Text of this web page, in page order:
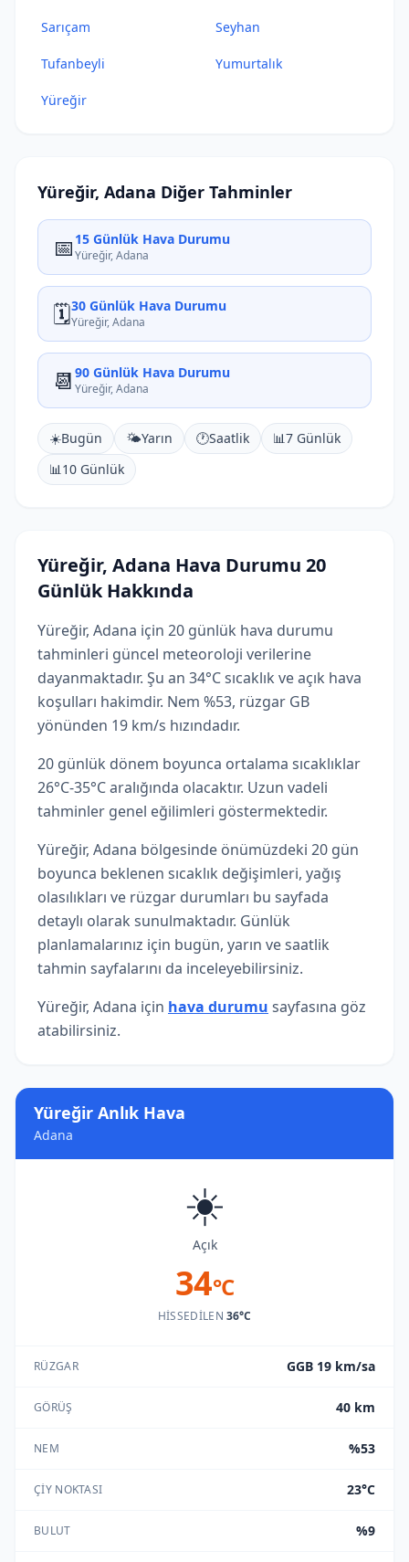
Yüreğir Anlık Hava
Adana
☀️
Açık
34°C
HISSEDILEN36°C
RÜZGAR GGB 19 km/sa
GÖRÜŞ 40 km
NEM %53
ÇIY NOKTASI 23°C
BULUT %9
Sarıçam Seyhan
Tufanbeyli Yumurtalık
Yüreğir
Yüreğir, Adana Diğer Tahminler
📅 15 Günlük Hava Durumu
Yüreğir, Adana
🗓️30 Günlük Hava Durumu
Yüreğir, Adana
📆 90 Günlük Hava Durumu
Yüreğir, Adana
☀️Bugün 🌤️Yarın 🕐Saatlik 📊7 Günlük
📊10 Günlük
Yüreğir, Adana Hava Durumu 20
Günlük Hakkında
Yüreğir, Adana için 20 günlük hava durumu
tahminleri güncel meteoroloji verilerine
dayanmaktadır. Şu an 34°C sıcaklık ve açık hava
koşulları hakimdir. Nem %53, rüzgar GB
yönünden 19 km/s hızındadır.
20 günlük dönem boyunca ortalama sıcaklıklar
26°C-35°C aralığında olacaktır. Uzun vadeli
tahminler genel eğilimleri göstermektedir.
Yüreğir, Adana bölgesinde önümüzdeki 20 gün
boyunca beklenen sıcaklık değişimleri, yağış
olasılıkları ve rüzgar durumları bu sayfada
detaylı olarak sunulmaktadır. Günlük
planlamalarınız için bugün, yarın ve saatlik
tahmin sayfalarını da inceleyebilirsiniz.
Yüreğir, Adana için hava durumu sayfasına göz
atabilirsiniz.